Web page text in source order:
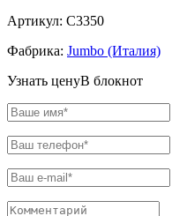
Артикул: C3350
Фабрика: Jumbo (Италия)
Узнать ценуВ блокнот